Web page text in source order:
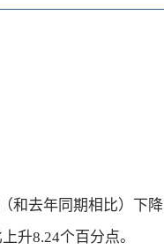
和去年同期相比）下降
升8.24个百分点。